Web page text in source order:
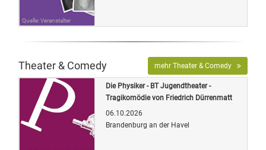
Quelle: Veranstalter
Theater & Comedy mehr Theater & Comedy
Die Physiker - BT Jugendtheater -
Tragikomödie von Friedrich Dürrenmatt
06.10.2026
Brandenburg an der Havel